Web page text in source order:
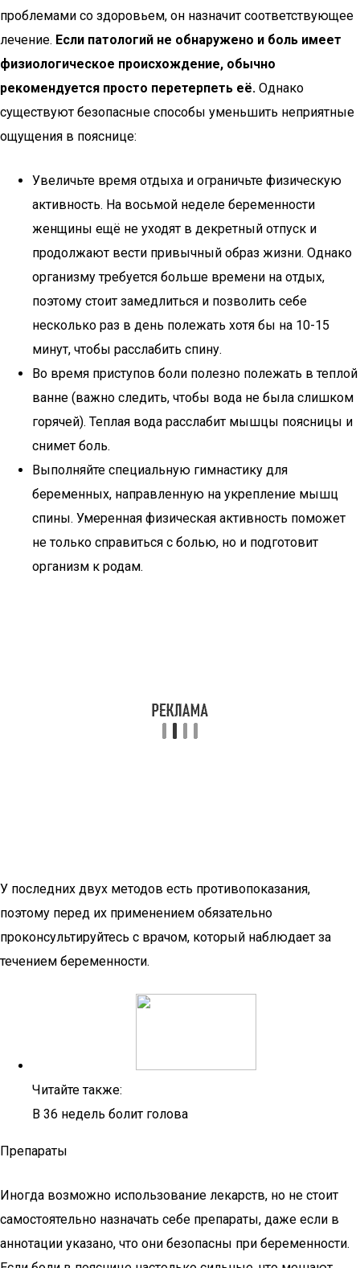
проблемами со здоровьем, он назначит соответствующее
лечение. Если патологий не обнаружено и боль имеет
физиологическое происхождение, обычно
рекомендуется просто перетерпеть её. Однако
существуют безопасные способы уменьшить неприятные
ощущения в пояснице:
Увеличьте время отдыха и ограничьте физическую
активность. На восьмой неделе беременности
женщины ещё не уходят в декретный отпуск и
продолжают вести привычный образ жизни. Однако
организму требуется больше времени на отдых,
поэтому стоит замедлиться и позволить себе
несколько раз в день полежать хотя бы на 10-15
минут, чтобы расслабить спину.
Во время приступов боли полезно полежать в теплой
ванне (важно следить, чтобы вода не была слишком
горячей). Теплая вода расслабит мышцы поясницы и
снимет боль.
Выполняйте специальную гимнастику для
беременных, направленную на укрепление мышц
спины. Умеренная физическая активность поможет
не только справиться с болью, но и подготовит
организм к родам.
У последних двух методов есть противопоказания,
поэтому перед их применением обязательно
проконсультируйтесь с врачом, который наблюдает за
течением беременности.
Читайте также:
В 36 недель болит голова
Препараты
Иногда возможно использование лекарств, но не стоит
самостоятельно назначать себе препараты, даже если в
аннотации указано, что они безопасны при беременности.